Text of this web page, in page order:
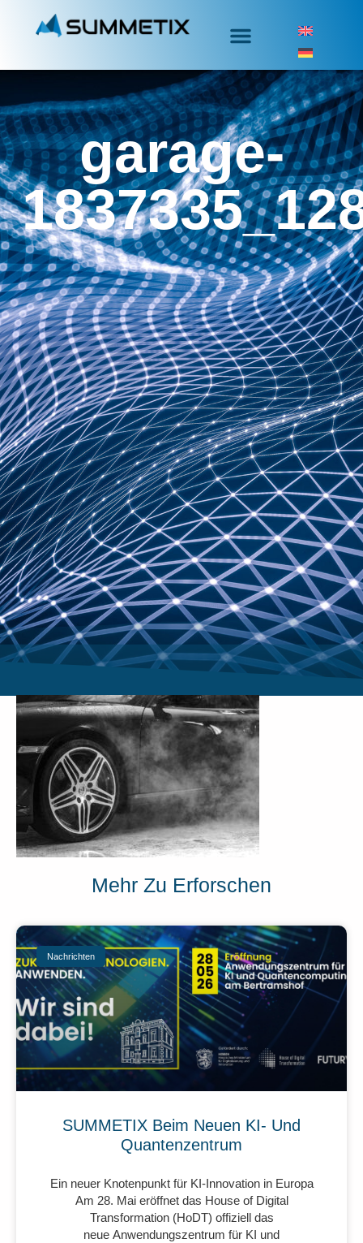
garage-
Mehr Zu Erforschen
Nachrichten
SUMMETIX Beim Neuen KI- Und
Quantenzentrum
Ein neuer Knotenpunkt für KI-Innovation in Europa
Am 28. Mai eröffnet das House of Digital
Transformation (HoDT) offiziell das
neue Anwendungszentrum für KI und